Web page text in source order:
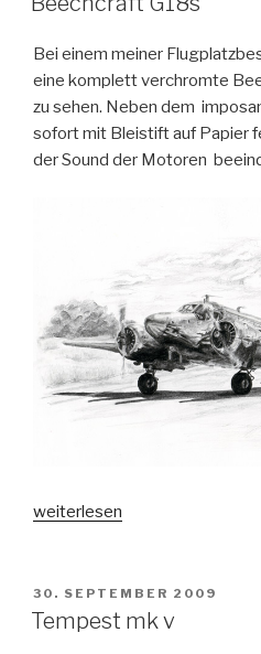
Bei einem meiner
eine komplett verchromte
zu sehen. Neben dem
sofort mit Bleistift auf Papier
der Sound der Motoren
„Beechcraft
weiterlesen
VERÖFFENTLICHT
AM
30. SEPTEMBER 2009
Tempest mk v